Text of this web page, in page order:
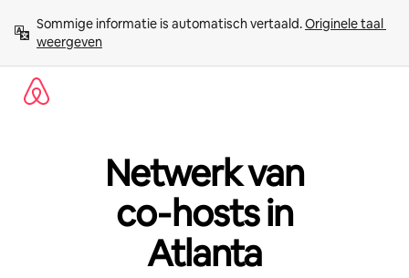
direct
naar
inhoud
Sommige informatie is automatisch vertaald. Originele taal
weergeven
Netwerk van
co‑hosts in
Atlanta